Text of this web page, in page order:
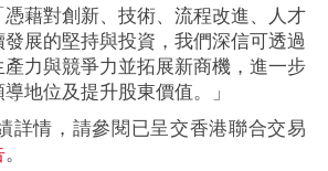
藉對創新、技術、流程改進、人才
展的堅持與投資，我們深信可透過
力與競爭力並拓展新商機，進一步
地位及提升股東價值。」
詳情，請參閱已呈交香港聯合交易
。